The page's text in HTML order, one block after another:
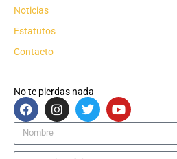
Noticias
Estatutos
Contacto
No te pierdas nada
F
a
c
e
b
I
n
s
a
T
w
i
t
Y
o
u
u
Nombre